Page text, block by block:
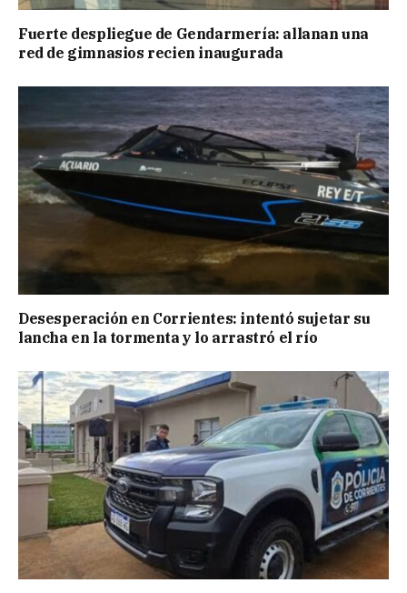
Fuerte despliegue de Gendarmería: allanan una
red de gimnasios recien inaugurada
Desesperación en Corrientes: intentó sujetar su
lancha en la tormenta y lo arrastró el río